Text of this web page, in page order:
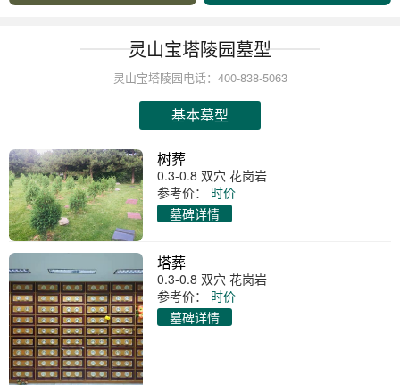
灵山宝塔陵园墓型
灵山宝塔陵园电话：400-838-5063
基本墓型
树葬
0.3-0.8 双穴 花岗岩
参考价：
时价
墓碑详情
塔葬
0.3-0.8 双穴 花岗岩
参考价：
时价
墓碑详情